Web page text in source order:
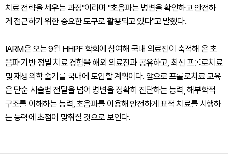
치료 전략을 세우는 과정"이라며 "초음파는 병변을 확인하고 안전하
게 접근하기 위한 중요한 도구로 활용되고 있다"고 말했다.
IARM은 오는 9월 HHPF 학회에 참여해 국내 의료진이 축적해 온 초
음파 기반 정밀 치료 경험을 해외 의료진과 공유하고, 최신 프롤로치료
및 재생의학 술기를 국내에 도입할 계획이다. 앞으로 프롤로치료 교육
은 단순 시술법 전달을 넘어 병변을 정확히 진단하는 능력, 해부학적
구조를 이해하는 능력, 초음파를 이용해 안전하게 표적 치료를 시행하
는 능력에 초점이 맞춰질 것으로 보인다.